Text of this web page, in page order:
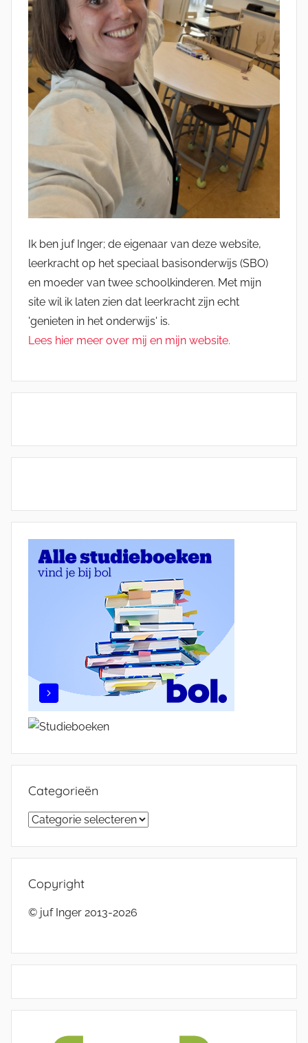
Ik ben juf Inger; de eigenaar van deze website,
leerkracht op het speciaal basisonderwijs (SBO)
en moeder van twee schoolkinderen. Met mijn
site wil ik laten zien dat leerkracht zijn echt
'genieten in het onderwijs' is.
Lees hier meer over mij en mijn website.
Categorieën
Categorieën
Copyright
© juf Inger 2013-2026